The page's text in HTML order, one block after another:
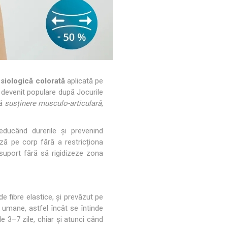
ACCESORII ANTRENAMENT
GARDURI ANTRENAMENT
CRYON X PRO
REBOOTS
ALTE APARATE CRYO
Icebein™ cryo
RECOSPORT
SISTEME MONITORIZARE GPS
coloratăaplicată pe
populare după Jocurile
susținere musculo-articulară,
durerile și prevenind
pe corp fără a restricționa
fără să rigidizeze zona
fibre elastice, și prevăzut pe
astfel încât se întinde
3–7 zile, chiar și atunci când